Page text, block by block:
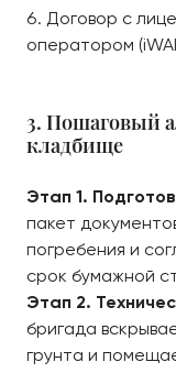
Договор с
оператором
3. Пошаговый
кладбище
Этап 1.
пакет
погребения и
срок бумажной
Этап 2.
бригада
грунта и